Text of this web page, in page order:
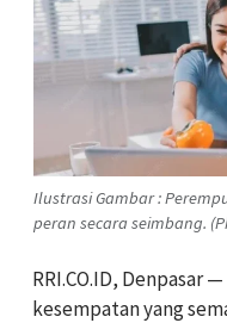
Ilustrasi Gambar :
peran secara seimbang.
RRI.CO.ID, Denpasar
kesempatan yang